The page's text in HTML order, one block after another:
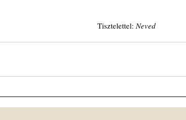
Dátum Tisztelettel: Neved